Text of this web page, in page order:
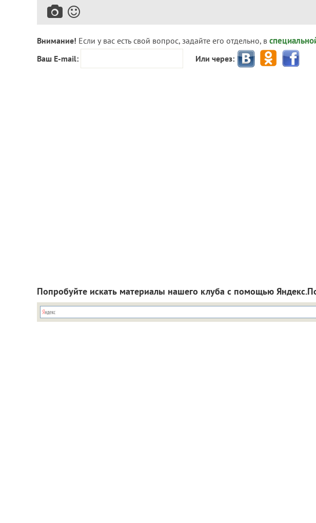
Внимание! Если у вас есть свой вопрос, задайте его отдельно, в
Ваш E-mail: Или через:
Попробуйте искать материалы нашего клуба с помощью